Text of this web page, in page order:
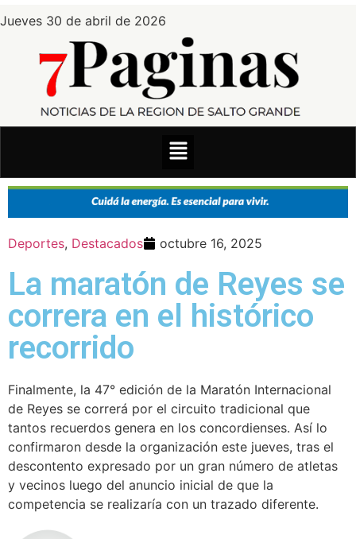
Jueves 30 de abril de 2026
Deportes, Destacados octubre 16, 2025
La maratón de Reyes se
correra en el histórico
recorrido
Finalmente, la 47° edición de la Maratón Internacional
de Reyes se correrá por el circuito tradicional que
tantos recuerdos genera en los concordienses. Así lo
confirmaron desde la organización este jueves, tras el
descontento expresado por un gran número de atletas
y vecinos luego del anuncio inicial de que la
competencia se realizaría con un trazado diferente.